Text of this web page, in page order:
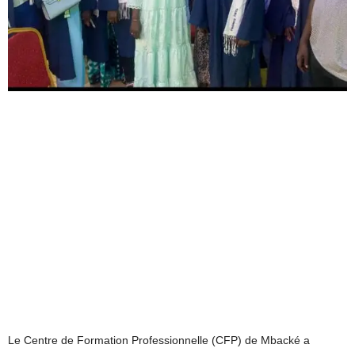
Le Centre de Formation Professionnelle (CFP) de Mbacké a